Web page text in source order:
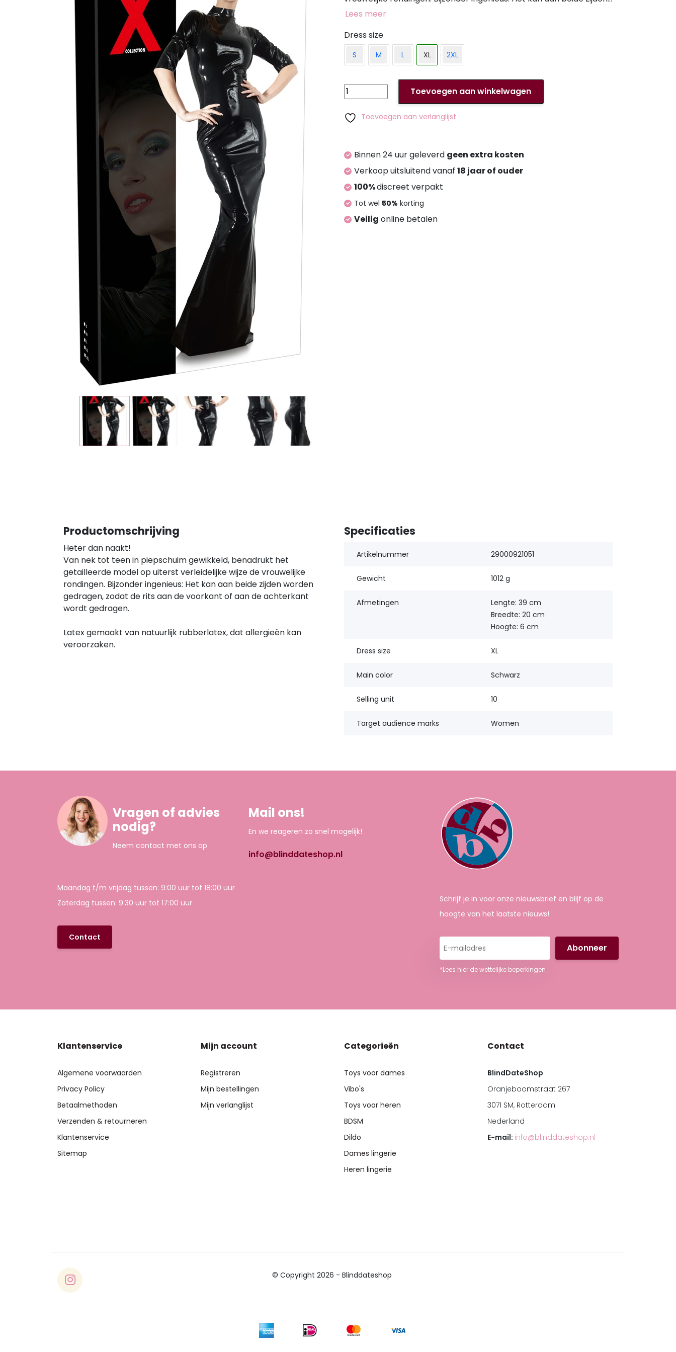
Speeltjes
worden gedragen, zodat de rits aan de voorkant of aan de
rubberlatex, dat allergieën kan veroorzaken.
Lees meer
Dress size
S M L XL 2XL
Latex
Dress
black
XL
Toevoegen aan winkelwagen
Toevoegen aan verlanglijst
Binnen 24 uur geleverd geen extra kosten
Verkoop uitsluitend vanaf 18 jaar of ouder
100%discreet verpakt
Tot wel 50% korting
Veilig online betalen
Productomschrijving
Heter dan naakt!
Van nek tot teen in piepschuim gewikkeld, benadrukt het
getailleerde model op uiterst verleidelijke wijze de vrouwelijke
rondingen. Bijzonder ingenieus: Het kan aan beide zijden worden
gedragen, zodat de rits aan de voorkant of aan de achterkant
wordt gedragen.
Latex gemaakt van natuurlijk rubberlatex, dat allergieën kan
veroorzaken.
Specificaties
Artikelnummer 29000921051
Gewicht 1012 g
Afmetingen
Lengte: 39 cm
Breedte: 20 cm
Hoogte: 6 cm
Dress size XL
Main color Schwarz
Selling unit 10
Target audience marks Women
Vragen of advies
nodig?
Neem contact met ons op
Maandag t/m vrijdag tussen: 9:00 uur tot 18:00 uur
Zaterdag tussen: 9:30 uur tot 17:00 uur
Contact
Mail ons!
En we reageren zo snel mogelijk!
info@blinddateshop.nl
Schrijf je in voor onze nieuwsbrief en blijf op de
hoogte van het laatste nieuws!
E-
mailadres
*Lees hier de wettelijke beperkingen
Klantenservice
Algemene voorwaarden
Privacy Policy
Betaalmethoden
Verzenden & retourneren
Klantenservice
Sitemap
Mijn account
Registreren
Mijn bestellingen
Mijn verlanglijst
Categorieën
Toys voor dames
Vibo's
Toys voor heren
BDSM
Dildo
Dames lingerie
Heren lingerie
Contact
BlindDateShop
Oranjeboomstraat 267
3071 SM, Rotterdam
Nederland
E-mail: info@blinddateshop.nl
© Copyright 2026 - Blinddateshop